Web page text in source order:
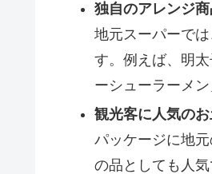
独自のアレンジ
地元スーパーで
す。例えば、明
ーシューラーメ
観光客に人気の
パッケージに地
の品としても人